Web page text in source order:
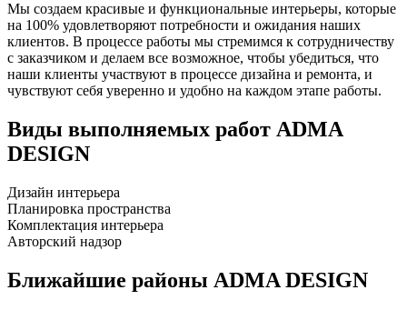
Мы создаем красивые и функциональные интерьеры, которые
на 100% удовлетворяют потребности и ожидания наших
клиентов. В процессе работы мы стремимся к сотрудничеству
с заказчиком и делаем все возможное, чтобы убедиться, что
наши клиенты участвуют в процессе дизайна и ремонта, и
чувствуют себя уверенно и удобно на каждом этапе работы.
Виды выполняемых работ ADMA
DESIGN
Дизайн интерьера
Планировка пространства
Комплектация интерьера
Авторский надзор
Ближайшие районы ADMA DESIGN